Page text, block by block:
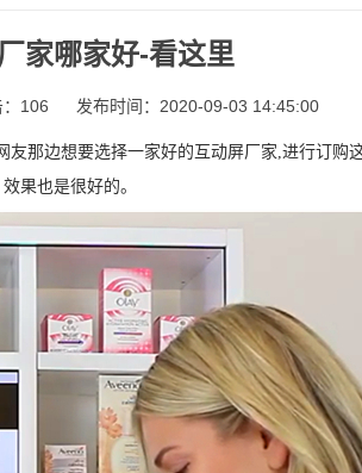
家哪家好-看这里
：106 发布时间：2020-09-03 14:45:00
友那边想要选择一家好的互动屏厂家,进行订购
果也是很好的。